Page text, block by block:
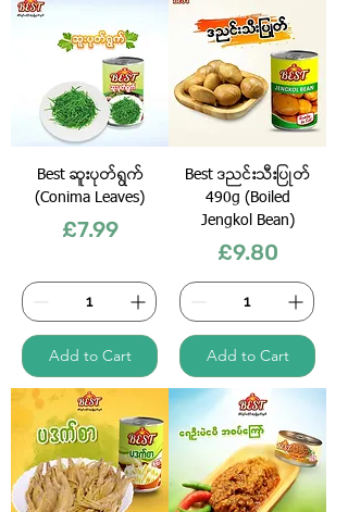
Best ဆူးပုတ်ရွက်
(Conima Leaves)
Price
£7.99
Add to Cart
Best ဒညင်းသီးပြုတ်
490g (Boiled
Jengkol Bean)
Price
£9.80
Add to Cart